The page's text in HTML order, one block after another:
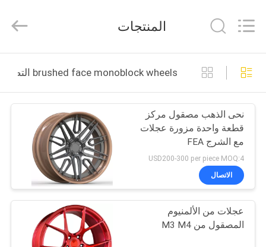
الصفحة
الرئيسية
منتجات
معلومات
جولة
Industry
Co.,Ltd.
Reserved.
المنتجات
brushed face monoblock wheels التصنيع عبر الإنترنت
نحى الذهب مصقول مركز
قطعة واحدة مزورة عجلات
مع الشرج FEA
USD200-300 per piece MOQ:4
الاتصال
عجلات من الألمنيوم
المصقول من M3 M4